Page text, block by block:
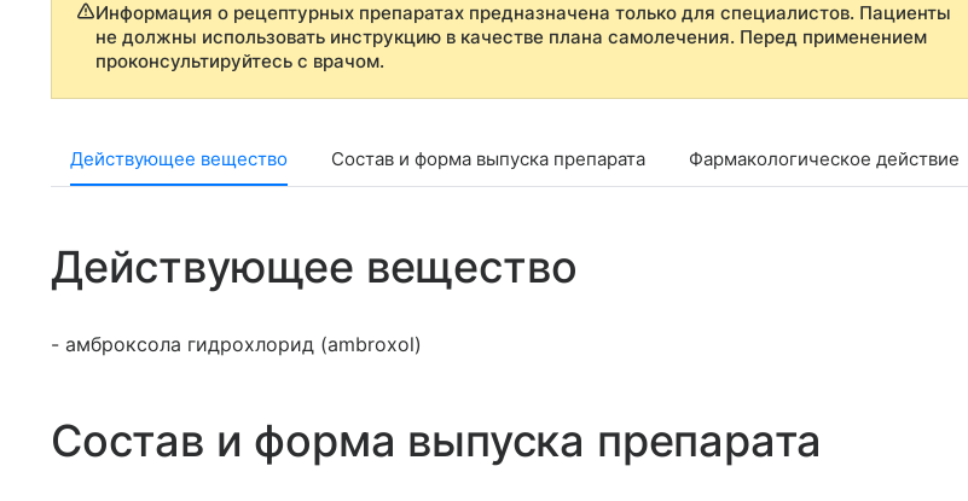
Информация о рецептурных препаратах предназначена только для специалистов. Пациенты
не должны использовать инструкцию в качестве плана самолечения. Перед применением
проконсультируйтесь с врачом.
Действующее вещество Состав и форма выпуска препарата Фармакологическое действие
Действующее вещество
- амброксола гидрохлорид (ambroxol)
Состав и форма выпуска препарата